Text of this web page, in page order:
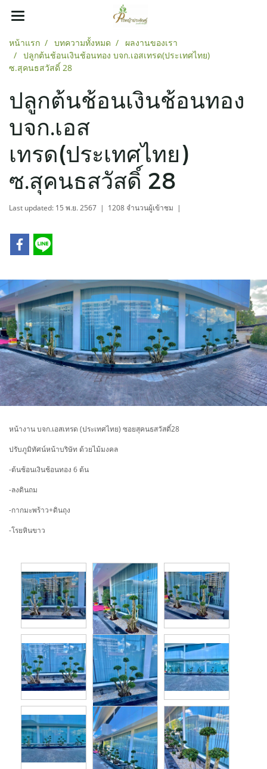
หน้าแรก บทความทั้งหมด
ผลงานของเรา
ปลูกต้นช้อนเงินช้อนทอง บจก.เอสเทรด(ประเทศไทย)
ซ.สุคนธสวัสดิ์ 28
ปลูกต้นช้อนเงินช้อนทอง
บจก.เอส
เทรด(ประเทศไทย)
ซ.สุคนธสวัสดิ์ 28
Last updated: 15 พ.ย. 2567 | 1208 จำนวนผู้เข้าชม |
หน้างาน บจก.เอสเทรด (ประเทศไทย) ซอยสุคนธสวัสดิ์28
ปรับภูมิทัศน์หน้าบริษัท ด้วยไม้มงคล
-ต้นช้อนเงินช้อนทอง 6 ต้น
-ลงดินถม
-กากมะพร้าว+ดินถุง
-โรยหินขาว